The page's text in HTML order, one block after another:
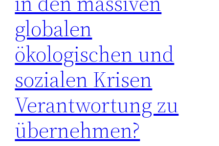
globalen
ökologischen und
sozialen Krisen
Verantwortung zu
übernehmen?